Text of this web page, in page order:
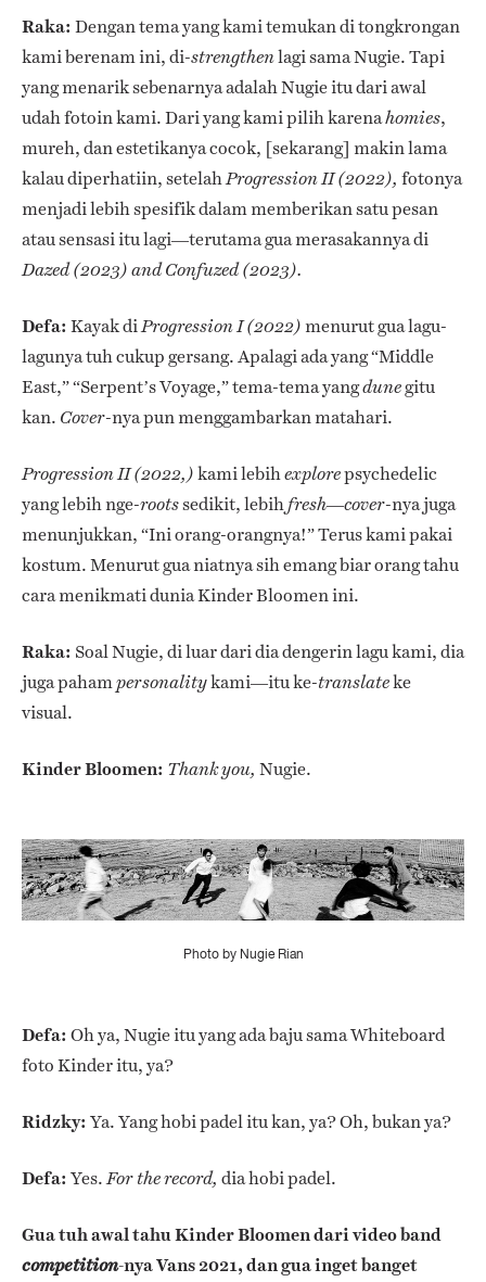
Raka: Dengan tema yang kami temukan di tongkrongan
kami berenam ini, di-strengthenlagi sama Nugie. Tapi
yang menarik sebenarnya adalah Nugie itu dari awal
udah fotoin kami. Dari yang kami pilih karenahomies,
mureh, dan estetikanya cocok, [sekarang] makin lama
kalau diperhatiin, setelahProgression II (2022), fotonya
menjadi lebih spesifik dalam memberikan satu pesan
atau sensasi itu lagi—terutama gua merasakannya di
Dazed (2023) and Confuzed (2023).
Defa: Kayak diProgression I (2022) menurut gua lagu-
lagunya tuh cukup gersang. Apalagi ada yang “Middle
East,” “Serpent’s Voyage,” tema-tema yangdunegitu
kan. Cover-nya pun menggambarkan matahari.
Progression II (2022,) kami lebihexplorepsychedelic
yang lebih nge-rootssedikit, lebih fresh—cover-nya juga
menunjukkan, “Ini orang-orangnya!” Terus kami pakai
kostum. Menurut gua niatnya sih emang biar orang tahu
cara menikmati dunia Kinder Bloomen ini.
Raka: Soal Nugie, di luar dari dia dengerin lagu kami, dia
juga pahampersonalitykami—itu ke-translateke
visual.
Kinder Bloomen: Thank you, Nugie.
Photo by Nugie Rian
Defa: Oh ya, Nugie itu yang ada baju sama Whiteboard
foto Kinder itu, ya?
Ridzky: Ya. Yang hobi padel itu kan, ya? Oh, bukan ya?
Defa: Yes.For the record, dia hobi padel.
Gua tuh awal tahu Kinder Bloomen dari video band
competition-nya Vans 2021, dan gua inget banget